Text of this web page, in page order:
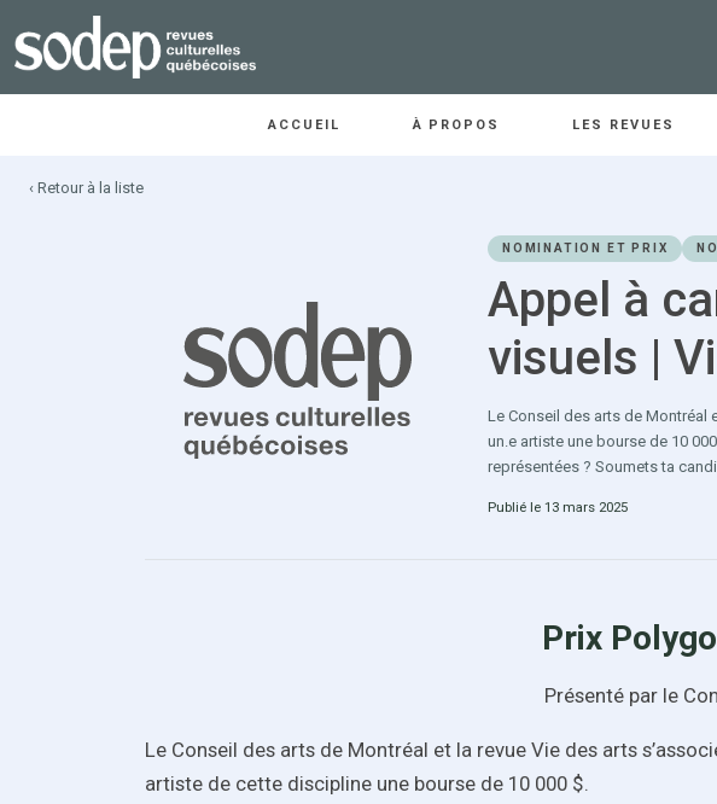
ACCUEIL À PROPOS LES REVUES
‹ Retour à la liste
NOMINATION ET PRIX
Appel à
visuels |
Le Conseil des arts de Montréal
un.e artiste une bourse de 10
représentées ? Soumets ta
Publié le 13 mars 2025
Prix
Présenté par le
Le Conseil des arts de Montréal et la revue Vie des arts
artiste de cette discipline une bourse de 10 000 $.